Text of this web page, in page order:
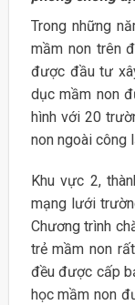
Trong những
mầm non trên
được đầu tư
dục mầm non
hình với 20
non ngoài công
Khu vực 2,
mạng lưới
Chương trình
trẻ mầm non
đều được cấp
học mầm non